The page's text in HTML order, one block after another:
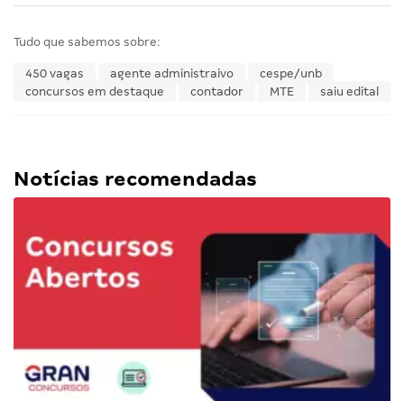
Tudo que sabemos sobre:
450 vagas agente administraivo
cespe/unb
concursos em destaque
contador MTE saiu edital
Notícias recomendadas